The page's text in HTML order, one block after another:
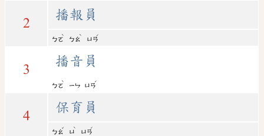
2
播報員
ㄅㄛ
ˋ
ㄅㄠ
ˋ
ㄩㄢ
ˊ
3
播音員
ㄅㄛ
ˋ
ㄧㄣ ㄩㄢ
ˊ
4
保育員
ㄅㄠ
ˇ
ㄩ
ˋ
ㄩㄢ
ˊ